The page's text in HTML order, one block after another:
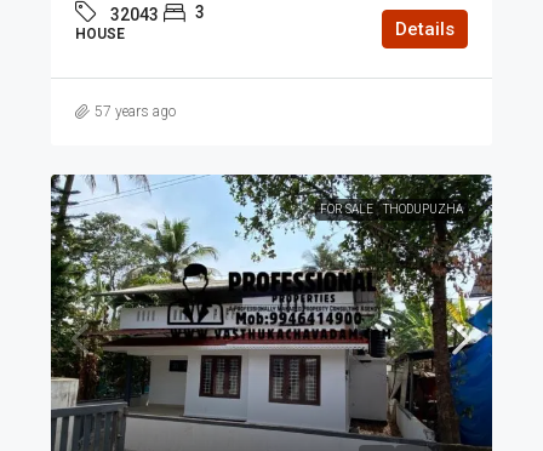
32043 3
HOUSE Details
57 years ago
FOR SALE THODUPUZHA